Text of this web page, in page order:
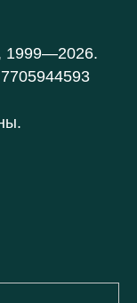
1999—2026.